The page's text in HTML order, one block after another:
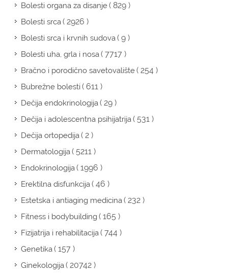
Bolesti organa za disanje( 829 )
Bolesti srca( 2926 )
Bolesti srca i krvnih sudova( 9 )
Bolesti uha, grla i nosa( 7717 )
Bračno i porodično savetovalište( 254 )
Bubrežne bolesti( 611 )
Dečija endokrinologija( 29 )
Dečija i adolescentna psihijatrija( 531 )
Dečija ortopedija( 2 )
Dermatologija( 5211 )
Endokrinologija( 1996 )
Erektilna disfunkcija( 46 )
Estetska i antiaging medicina( 232 )
Fitness i bodybuilding( 165 )
Fizijatrija i rehabilitacija( 744 )
Genetika( 157 )
Ginekologija( 20742 )